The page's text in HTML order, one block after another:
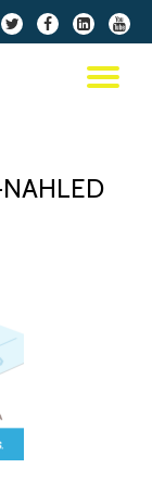
fa-
twitter
fa-
facebook
fa-
linkedin-
square
fa-